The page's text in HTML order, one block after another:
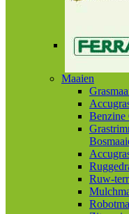
Maaien
Benzine
Ruw-